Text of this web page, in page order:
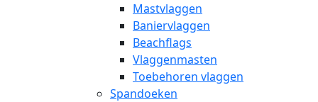
Mastvlaggen
Baniervlaggen
Beachflags
Vlaggenmasten
Toebehoren vlaggen
Spandoeken